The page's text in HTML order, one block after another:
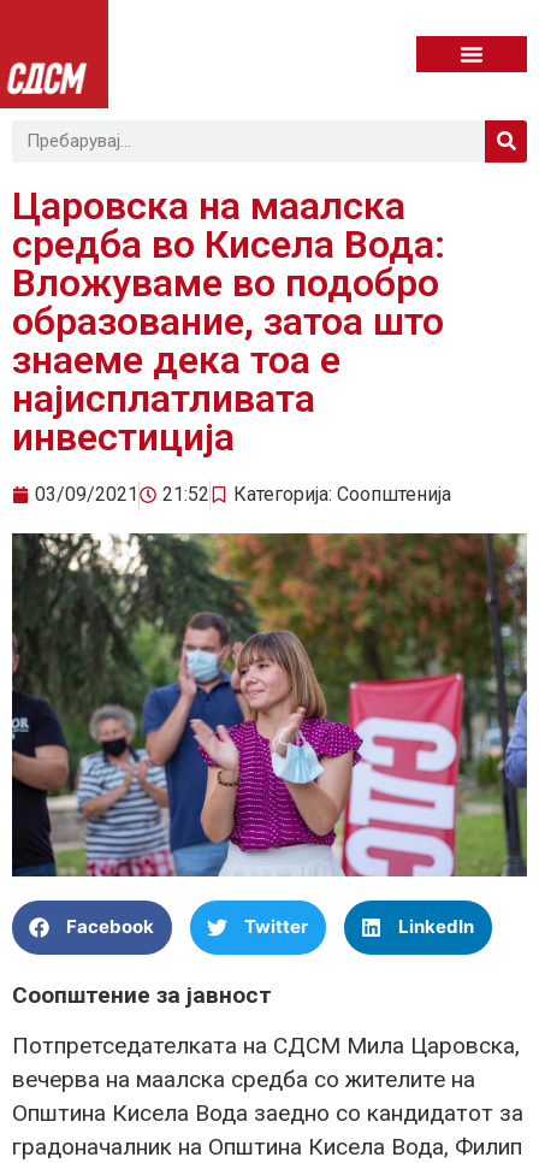
Царовска на маалска
средба во Кисела Вода:
Вложуваме во подобро
образование, затоа што
знаеме дека тоа е
најисплатливата
инвестиција
03/09/2021 21:52 Категорија: Соопштенија
Facebook Twitter LinkedIn
Соопштение за јавност
Потпретседателката на СДСМ Мила Царовска,
вечерва на маалска средба со жителите на
Општина Кисела Вода заедно со кандидатот за
градоначалник на Општина Кисела Вода, Филип